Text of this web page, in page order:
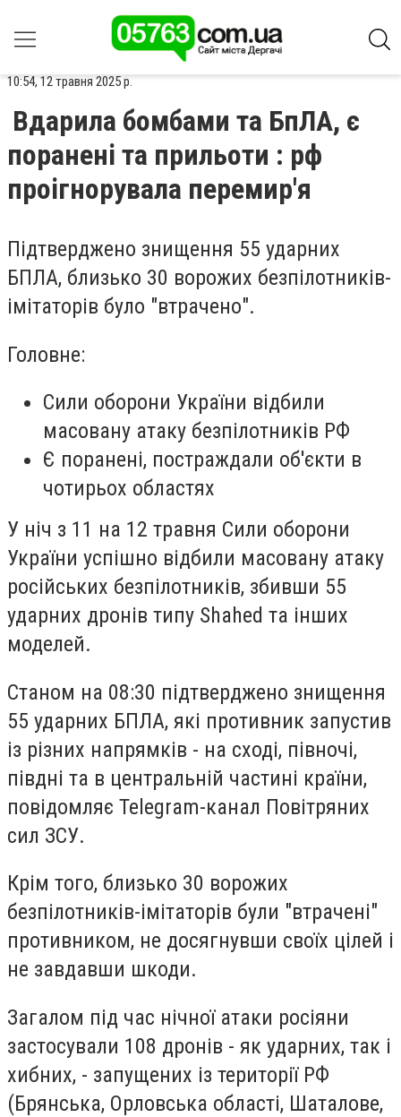
10:54, 12 травня 2025 р.
Вдарила бомбами та БпЛА, є
поранені та прильоти : рф
проігнорувала перемир'я
Підтверджено знищення 55 ударних
БПЛА, близько 30 ворожих безпілотників-
імітаторів було "втрачено".
Головне:
Сили оборони України відбили
масовану атаку безпілотників РФ
Є поранені, постраждали об'єкти в
чотирьох областях
У ніч з 11 на 12 травня Сили оборони
України успішно відбили масовану атаку
російських безпілотників, збивши 55
ударних дронів типу Shahed та інших
моделей.
Станом на 08:30 підтверджено знищення
55 ударних БПЛА, які противник запустив
із різних напрямків - на сході, півночі,
півдні та в центральній частині країни,
повідомляє Telegram-канал Повітряних
сил ЗСУ.
Крім того, близько 30 ворожих
безпілотників-імітаторів були "втрачені"
противником, не досягнувши своїх цілей і
не завдавши шкоди.
Загалом під час нічної атаки росіяни
застосували 108 дронів - як ударних, так і
хибних, - запущених із території РФ
(Брянська, Орловська області, Шаталове,